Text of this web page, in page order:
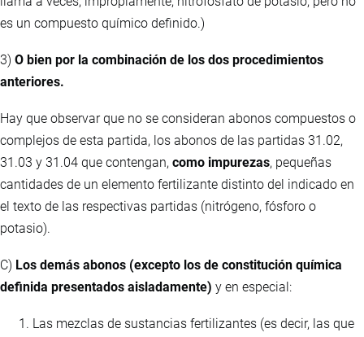
es un compuesto químico definido.)
3) O bien por la combinación de los dos procedimientos
anteriores.
Hay que observar que no se consideran abonos compuestos o
complejos de esta partida, los abonos de las partidas 31.02,
31.03 y 31.04 que contengan, como impurezas, pequeñas
cantidades de un elemento fertilizante distinto del indicado en
el texto de las respectivas partidas (nitrógeno, fósforo o
potasio).
C) Los demás abonos (excepto los de constitución química
definida presentados aisladamente) y en especial:
Las mezclas de sustancias fertilizantes (es decir, las que